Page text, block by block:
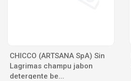
CHICCO (ARTSANA SpA) Sin
Lagrimas champu jabon
detergente be...